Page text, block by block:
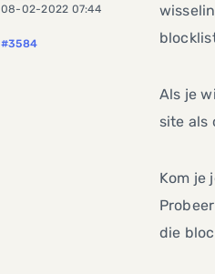
08-02-2022 07:44
#3584
Als je
site als
Kom je
die